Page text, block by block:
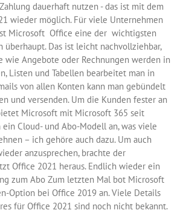
dauerhaft nutzen - das ist mit dem
wieder möglich. Für viele Unternehmen
Microsoft Office eine der wichtigsten
überhaupt. Das ist leicht nachvollziehbar,
wie Angebote oder Rechnungen werden in
Listen und Tabellen bearbeitet man in
von allen Konten kann man gebündelt
und versenden. Um die Kunden fester an
Microsoft mit Microsoft 365 seit
ein Cloud- und Abo-Modell an, was viele
– ich gehöre auch dazu. Um auch
anzusprechen, brachte der
Office 2021 heraus. Endlich wieder ein
zum Abo Zum letzten Mal bot Microsoft
Option bei Office 2019 an. Viele Details
für Office 2021 sind noch nicht bekannt.